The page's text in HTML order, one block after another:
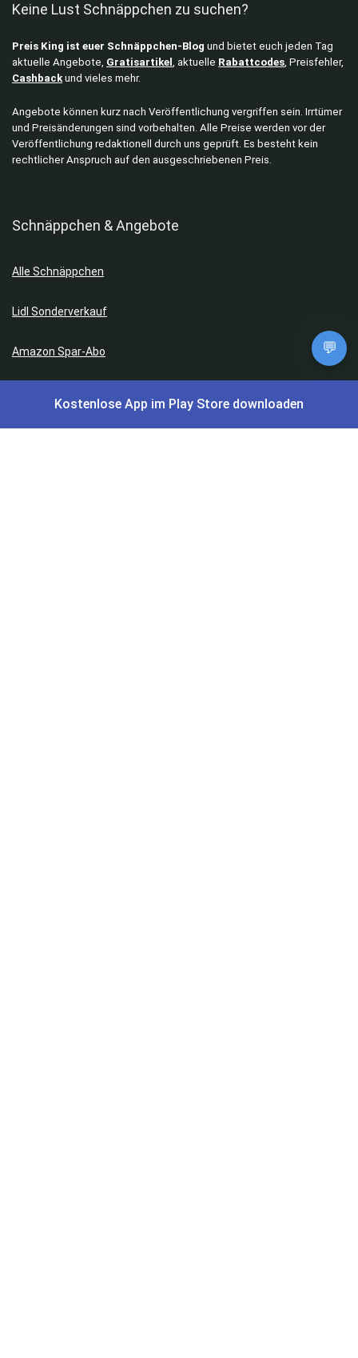
Keine Lust Schnäppchen zu suchen?
Preis King ist euer Schnäppchen-Blog und bietet euch jeden Tag
aktuelle Angebote, Gratisartikel , aktuelle Rabattcodes, Preisfehler,
Cashbackund vieles mehr.
Angebote können kurz nach Veröffentlichung vergriffen sein. Irrtümer
und Preisänderungen sind vorbehalten. Alle Preise werden vor der
Veröffentlichung redaktionell durch uns geprüft. Es besteht kein
rechtlicher Anspruch auf den ausgeschriebenen Preis.
Schnäppchen & Angebote
Alle Schnäppchen
Lidl Sonderverkauf
Amazon Spar-Abo
AOK Gratisgeschenke
💬
Kostenlose App im Play Store downloaden